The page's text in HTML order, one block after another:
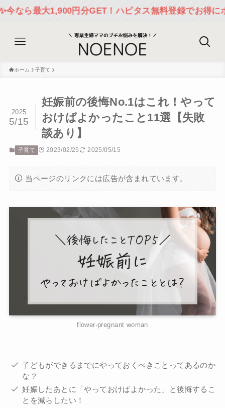
円分GET！ハピタス無料登録でお得にポイ活スター
ホーム 子育て
妊娠前の後悔No.1はこれ！やって
おけばよかったこと11選【失敗
談あり】
2025
5/15
子育て 2023/02/25 2025/05/15
当ページのリンクには広告が含まれています。
flower-pregnant woman
子どもができるまでにやっておくべきことってあるのか
な？
妊娠したあとに「やっておけばよかった」と後悔するこ
とを減らしたい！